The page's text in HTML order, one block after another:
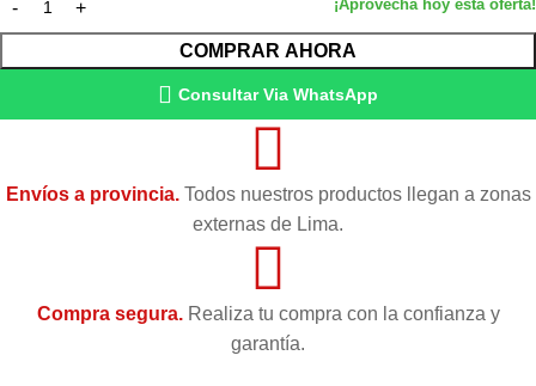
Original
COMPRAR AHORA
Consultar Via WhatsApp
Envíos a provincia.Todos nuestros productos llegan a zonas
externas de Lima.
Compra segura.Realiza tu compra con la confianza y
garantía.